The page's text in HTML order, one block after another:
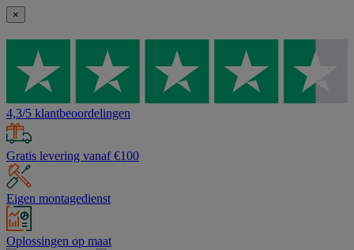
×
4,3/5 klantbeoordelingen
Gratis levering vanaf €100
Eigen montagedienst
Oplossingen op maat